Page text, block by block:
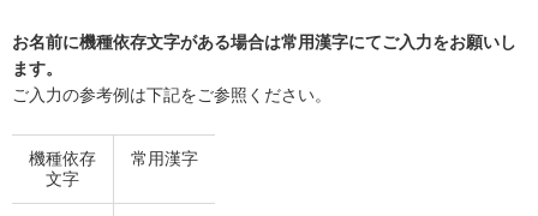
お名前に機種依存文字がある場合は常用漢字にてご入力をお願いし
ます。
ご入力の参考例は下記をご参照ください。
機種依存
文字
常用漢字